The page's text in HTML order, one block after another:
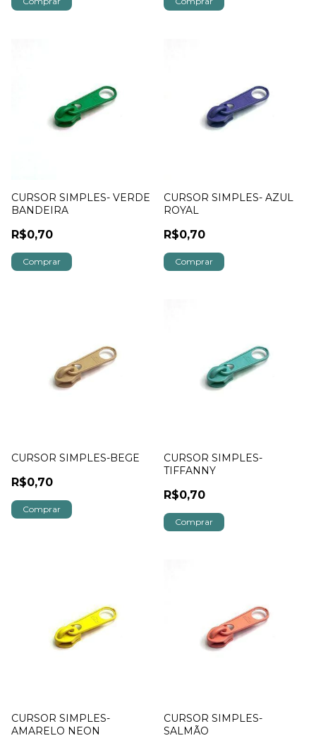
CURSOR SIMPLES- VERDE
BANDEIRA
R$0,70
CURSOR SIMPLES- AZUL
ROYAL
R$0,70
CURSOR SIMPLES-BEGE
R$0,70
CURSOR SIMPLES-
TIFFANNY
R$0,70
CURSOR SIMPLES-
AMARELO NEON
CURSOR SIMPLES-
SALMÃO